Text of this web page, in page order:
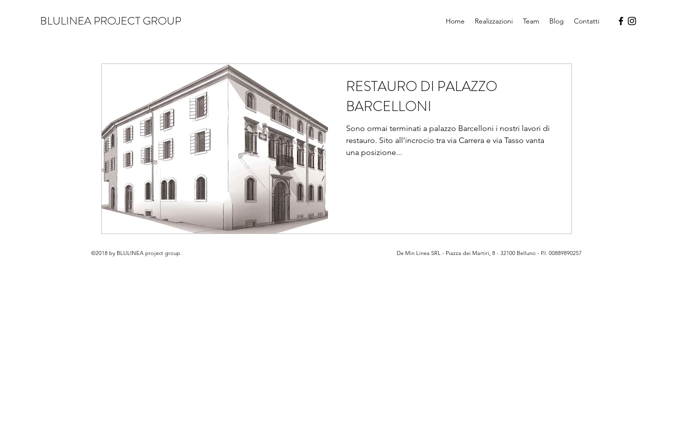
BLULINEA PROJECT GROUP Home Realizzazioni Team Blog Contatti
RESTAURO DI PALAZZO
BARCELLONI
Sono ormai terminati a palazzo Barcelloni i nostri lavori di
restauro. Sito all’incrocio tra via Carrera e via Tasso vanta
una posizione...
©2018 by BLULINEA project group. De Min Linea SRL - Piazza dei Martiri, 8 - 32100 Belluno - P.I. 00889890257